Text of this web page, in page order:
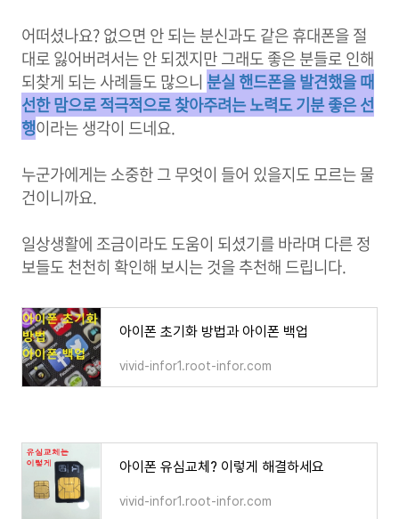
어떠셨나요? 없으면 안 되는 분신과도 같은 휴대폰을 절
대로 잃어버려서는 안 되겠지만 그래도 좋은 분들로 인해
되찾게 되는 사례들도 많으니 분실 핸드폰을 발견했을 때
선한 맘으로 적극적으로 찾아주려는 노력도 기분 좋은 선
행이라는 생각이 드네요.
누군가에게는 소중한 그 무엇이 들어 있을지도 모르는 물
건이니까요.
일상생활에 조금이라도 도움이 되셨기를 바라며 다른 정
보들도 천천히 확인해 보시는 것을 추천해 드립니다.
아이폰 초기화 방법과 아이폰 백업
vivid-infor1.root-infor.com
아이폰 유심교체? 이렇게 해결하세요
vivid-infor1.root-infor.com